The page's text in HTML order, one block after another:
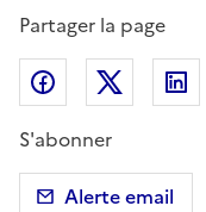
Partager la page
Partager sur
S'abonner
Alerte email